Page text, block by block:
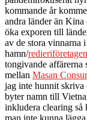
kommande år
andra länder än
öka exporen till
av de stora vinnarna
hamn/redieriföretagen
tongivande affärerna
mellan Masan
jag inte hunnit skriva
byter namn till
inkludera clearing så
man inte kunna